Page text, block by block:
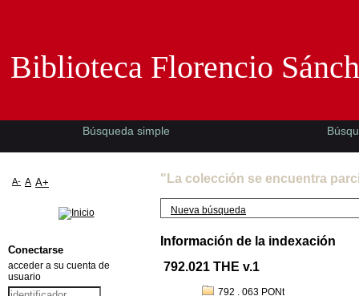
"La colección se encuentra
Nueva búsqueda
Información de la indexación
792.021 THE v.1
792 . 063 PONt
Biblioteca Florencio
Búsqueda simple
A- A A+
Conectarse
acceder a su cuenta de
usuario